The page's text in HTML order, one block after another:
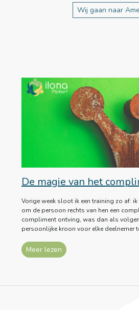
Wij gaan naar
De magie van het
Vorige week sloot ik een training zo af:
om de persoon rechts van hen een
compliment ontving, was dan als
persoonlijke kroon voor elke deelnemer
Meer lezen